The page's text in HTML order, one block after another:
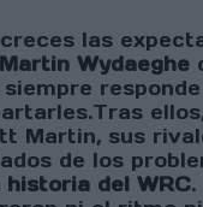
las
Wydaeghe
siempre
Martin, sus
de los
del WRC.